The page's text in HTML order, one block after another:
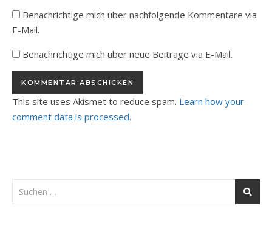
Benachrichtige mich über nachfolgende Kommentare via
E-Mail.
Benachrichtige mich über neue Beiträge via E-Mail.
This site uses Akismet to reduce spam. Learn how your
comment data is processed.